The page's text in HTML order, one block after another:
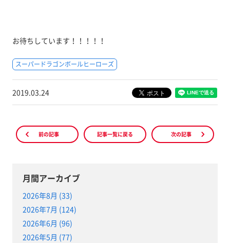
お待ちしています！！！！！
スーパードラゴンボールヒーローズ
2019.03.24
前の記事 記事一覧に戻る 次の記事
月間アーカイブ
2026年8月 (33)
2026年7月 (124)
2026年6月 (96)
2026年5月 (77)